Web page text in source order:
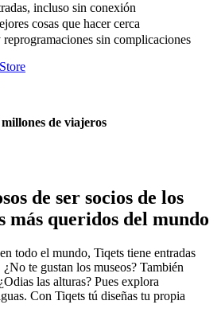
incluso sin conexión
cosas que hacer cerca
sin complicaciones
de viajeros
de ser socios de los
más queridos del mundo
todo el mundo, Tiqets tiene entradas
te gustan los museos? También
las alturas? Pues explora
Con Tiqets tú diseñas tu propia